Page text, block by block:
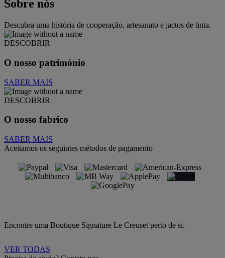
Sobre nós
Descubra uma história de cooperação, artesanato e jactos de tinta.
DESCOBRIR
O nosso património
SABER MAIS
DESCOBRIR
O nosso fabrico
SABER MAIS
Aceitamos os seguintes métodos de pagamento
Encontre uma Boutique Signature Le Creuset perto de si.
VER TODAS